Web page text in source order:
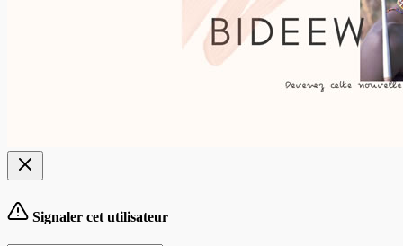
Signaler cet utilisateur